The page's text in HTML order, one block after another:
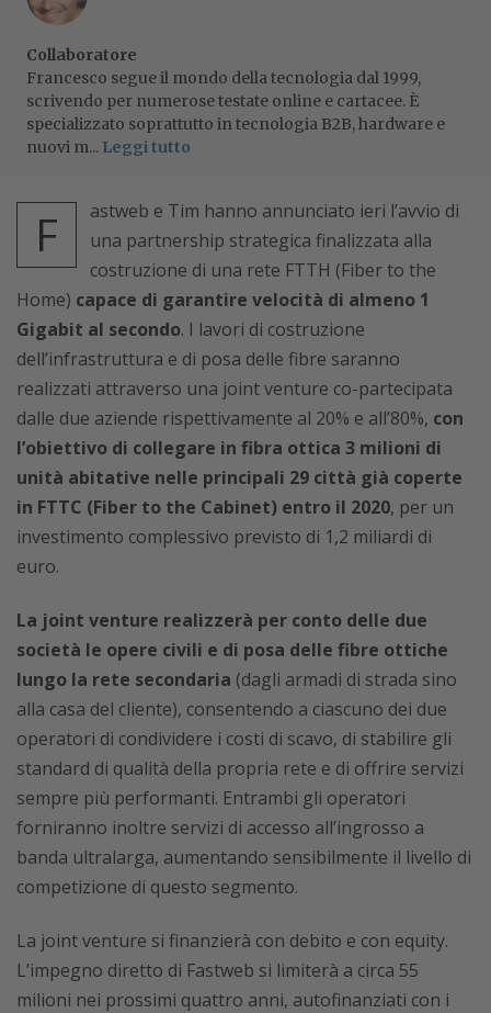
Collaboratore
Francesco segue il mondo della tecnologia dal 1999,
scrivendo per numerose testate online e cartacee. È
specializzato soprattutto in tecnologia B2B, hardware e
nuovi m... Leggi tutto
F
astweb e Tim hanno annunciato ieri l’avvio di
una partnership strategica finalizzata alla
costruzione di una rete FTTH (Fiber to the
Home) capace di garantire velocità di almeno 1
Gigabit al secondo. I lavori di costruzione
dell’infrastruttura e di posa delle fibre saranno
realizzati attraverso una joint venture co-partecipata
dalle due aziende rispettivamente al 20% e all’80%, con
l’obiettivo di collegare in fibra ottica 3 milioni di
unità abitative nelle principali 29 città già coperte
in FTTC (Fiber to the Cabinet) entro il 2020, per un
investimento complessivo previsto di 1,2 miliardi di
euro.
La joint venture realizzerà per conto delle due
società le opere civili e di posa delle fibre ottiche
lungo la rete secondaria (dagli armadi di strada sino
alla casa del cliente), consentendo a ciascuno dei due
operatori di condividere i costi di scavo, di stabilire gli
standard di qualità della propria rete e di offrire servizi
sempre più performanti. Entrambi gli operatori
forniranno inoltre servizi di accesso all’ingrosso a
banda ultralarga, aumentando sensibilmente il livello di
competizione di questo segmento.
La joint venture si finanzierà con debito e con equity.
L’impegno diretto di Fastweb si limiterà a circa 55
milioni nei prossimi quattro anni, autofinanziati con i